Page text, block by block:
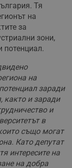
Тя
на
за
зони,
потенциал.
на
заради
както и заради
и
в
също могат
Като депутат
интересите на
на добра